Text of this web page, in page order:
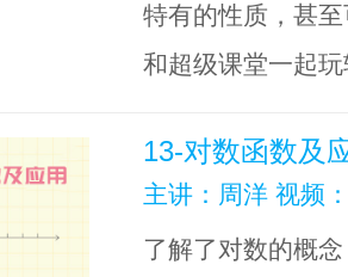
特有的性质，甚
和超级课堂一起
13-对数函数及
主讲：周洋 视频
了解了对数的概